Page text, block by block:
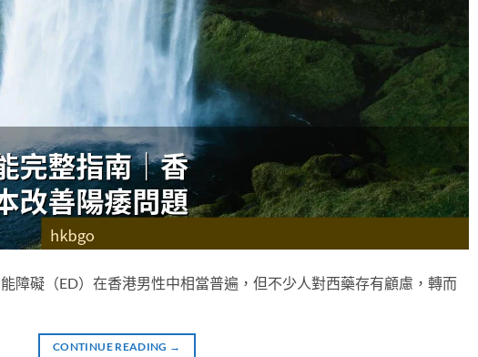
障礙（ED）在香港男性中相當普遍，但不少人對西藥存有顧慮，轉而
CONTINUE READING →